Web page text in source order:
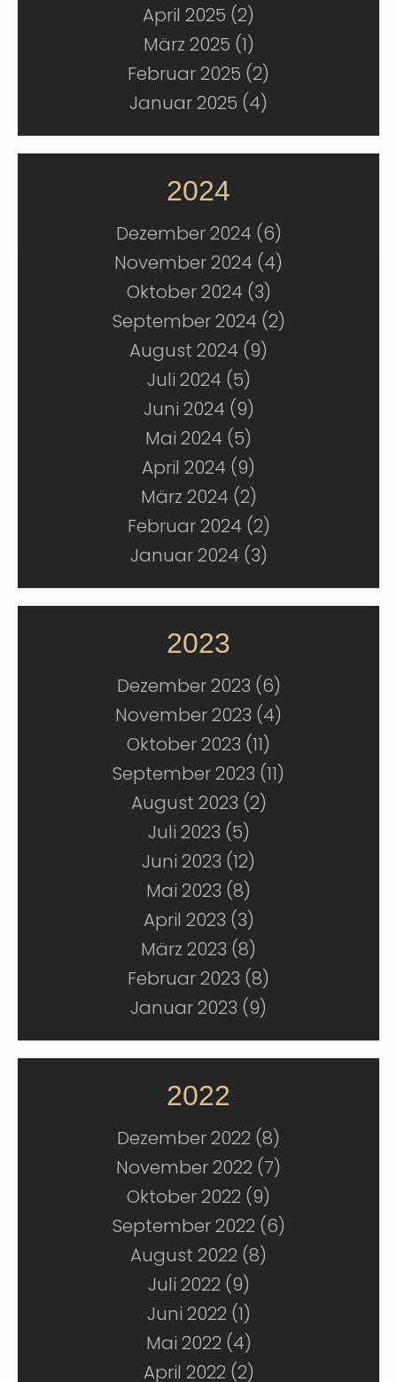
April 2025 (2)
März 2025 (1)
Februar 2025 (2)
Januar 2025 (4)
2024
Dezember 2024 (6)
November 2024 (4)
Oktober 2024 (3)
September 2024 (2)
August 2024 (9)
Juli 2024 (5)
Juni 2024 (9)
Mai 2024 (5)
April 2024 (9)
März 2024 (2)
Februar 2024 (2)
Januar 2024 (3)
2023
Dezember 2023 (6)
November 2023 (4)
Oktober 2023 (11)
September 2023 (11)
August 2023 (2)
Juli 2023 (5)
Juni 2023 (12)
Mai 2023 (8)
April 2023 (3)
März 2023 (8)
Februar 2023 (8)
Januar 2023 (9)
2022
Dezember 2022 (8)
November 2022 (7)
Oktober 2022 (9)
September 2022 (6)
August 2022 (8)
Juli 2022 (9)
Juni 2022 (1)
Mai 2022 (4)
April 2022 (2)